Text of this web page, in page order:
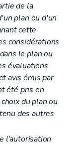
environnementaux
causes aux espèces ou aux habitats
de la
plan ou d'un
cette
considérations
le plan ou
évaluations
avis émis par
été pris en
du plan ou
des autres
l'autorisation